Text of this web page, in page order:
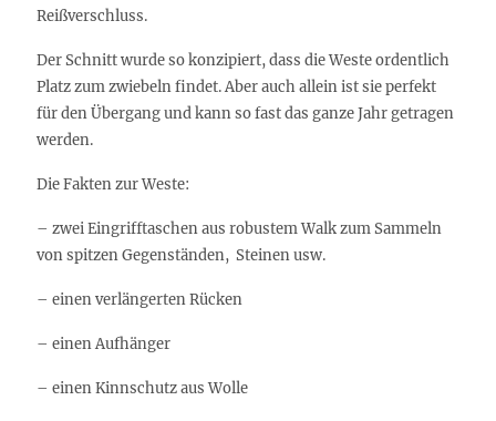
Reißverschluss.
Der Schnitt wurde so konzipiert, dass die Weste ordentlich
Platz zum zwiebeln findet. Aber auch allein ist sie perfekt
für den Übergang und kann so fast das ganze Jahr getragen
werden.
Die Fakten zur Weste:
– zwei Eingrifftaschen aus robustem Walk zum Sammeln
von spitzen Gegenständen, Steinen usw.
– einen verlängerten Rücken
– einen Aufhänger
– einen Kinnschutz aus Wolle